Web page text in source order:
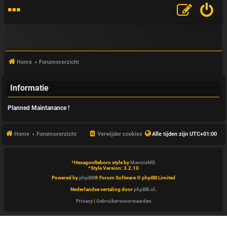
V
A
Home Forumoverzicht
Informatie
Planned Maintanance !
Home Forumoverzicht Alle tijden zijn UTC+01:00
Verwijder cookies
*HexagonReborn style byMannixMD
*Style Version: 3.2.10
Powered byphpBB® Forum Software © phpBB Limited
Nederlandse vertaling doorphpBB.nl .
Privacy| Gebruikersvoorwaarden